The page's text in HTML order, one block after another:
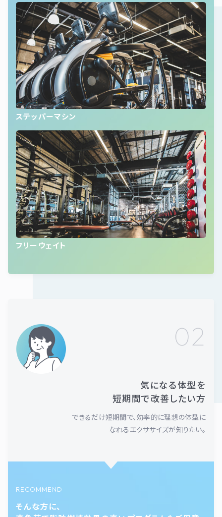
ステッパーマシン
フリーウェイト
02
気になる体型を
短期間で改善したい方
できるだけ短期間で、効率的に理想の体型に
なれるエクササイズが知りたい。
RECOMMEND
そんな方に、